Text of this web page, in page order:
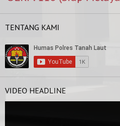
TENTANG KAMI
VIDEO HEADLINE